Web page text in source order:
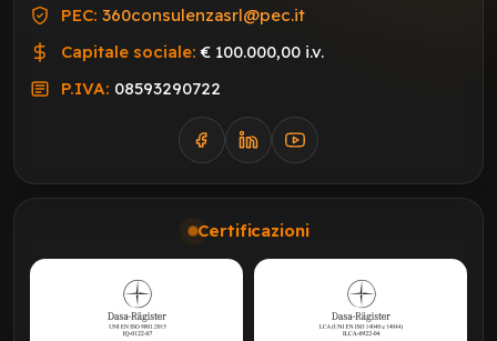
PEC: 360consulenzasrl@pec.it
Capitale sociale: € 100.000,00 i.v.
P.IVA: 08593290722
Certificazioni